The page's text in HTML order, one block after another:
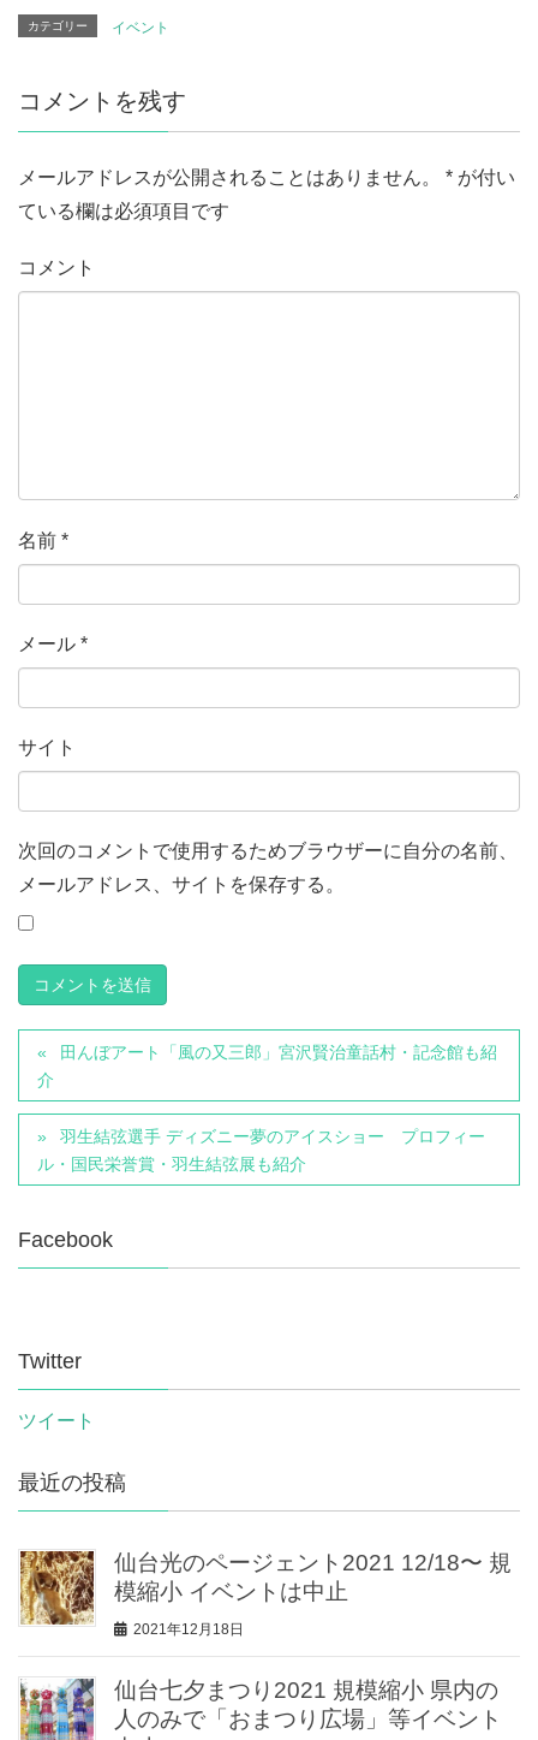
カテゴリー イベント
コメントを残す
メールアドレスが公開されることはありません。 * が付い
ている欄は必須項目です
コメント
名前 *
メール *
サイト
次回のコメントで使用するためブラウザーに自分の名前、
メールアドレス、サイトを保存する。
田んぼアート「風の又三郎」宮沢賢治童話村・記念館も紹
介
羽生結弦選手 ディズニー夢のアイスショー プロフィー
ル・国民栄誉賞・羽生結弦展も紹介
Facebook
Twitter
ツイート
最近の投稿
仙台光のページェント2021 12/18〜 規
模縮小 イベントは中止
2021年12月18日
仙台七夕まつり2021 規模縮小 県内の
人のみで「おまつり広場」等イベント